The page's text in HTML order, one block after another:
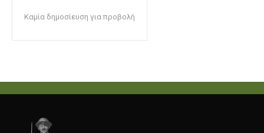
Καμία δημοσίευση για προβολή